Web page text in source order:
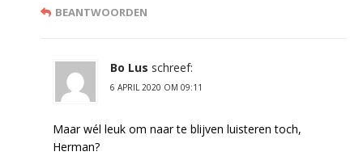
BEANTWOORDEN
Bo Lus schreef:
6 APRIL 2020 OM 09:11
Maar wél leuk om naar te blijven luisteren toch,
Herman?